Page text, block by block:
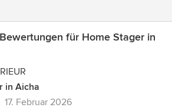
für Home Stager in
in Aicha
17. Februar 2026